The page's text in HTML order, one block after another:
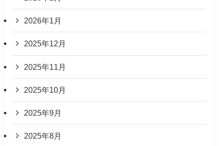
2026年1月
2025年12月
2025年11月
2025年10月
2025年9月
2025年8月